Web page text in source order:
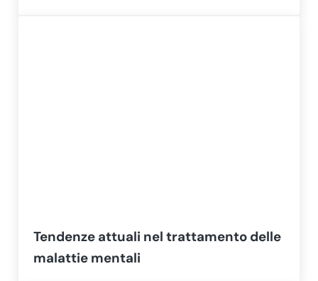
Tendenze attuali nel trattamento delle
malattie mentali